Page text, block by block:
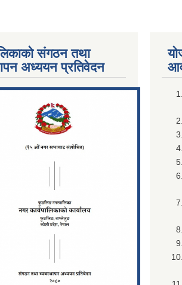
Al...
संगठन तथा
अध्ययन प्रतिवेदन